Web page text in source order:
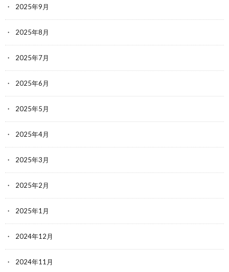
2025年9月
2025年8月
2025年7月
2025年6月
2025年5月
2025年4月
2025年3月
2025年2月
2025年1月
2024年12月
2024年11月